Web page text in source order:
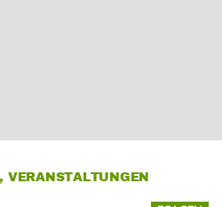
VERANSTALTUNGEN